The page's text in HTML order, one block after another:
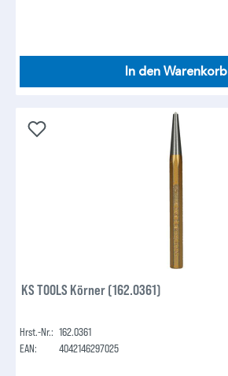
In den Warenkorb
KS TOOLS Körner (162.0361)
Hrst.-Nr.: 162.0361
EAN:
4042146297025